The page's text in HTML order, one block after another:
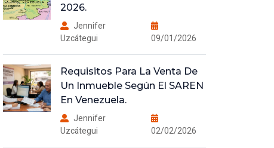
2026.
Jennifer
Uzcátegui
09/01/2026
Requisitos Para La Venta De
Un Inmueble Según El SAREN
En Venezuela.
Jennifer
Uzcátegui
02/02/2026